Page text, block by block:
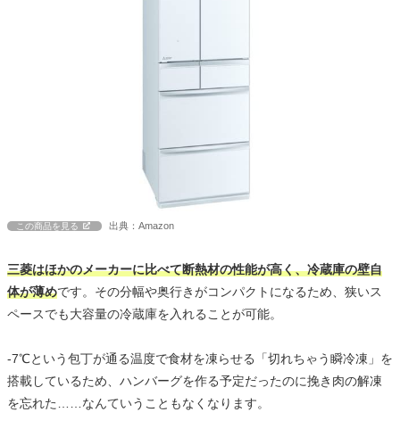
この商品を見る 出典：Amazon
三菱はほかのメーカーに比べて断熱材の性能が高く、冷蔵庫の壁自
体が薄めです。その分幅や奥行きがコンパクトになるため、狭いス
ペースでも大容量の冷蔵庫を入れることが可能。
-7℃という包丁が通る温度で食材を凍らせる「切れちゃう瞬冷凍」を
搭載しているため、ハンバーグを作る予定だったのに挽き肉の解凍
を忘れた……なんていうこともなくなります。